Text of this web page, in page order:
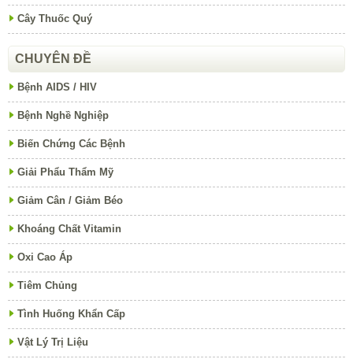
Cây Thuốc Quý
CHUYÊN ĐỀ
Bệnh AIDS / HIV
Bệnh Nghề Nghiệp
Biến Chứng Các Bệnh
Giải Phẩu Thẩm Mỹ
Giảm Cân / Giảm Béo
Khoáng Chất Vitamin
Oxi Cao Áp
Tiêm Chủng
Tình Huống Khẩn Cấp
Vật Lý Trị Liệu